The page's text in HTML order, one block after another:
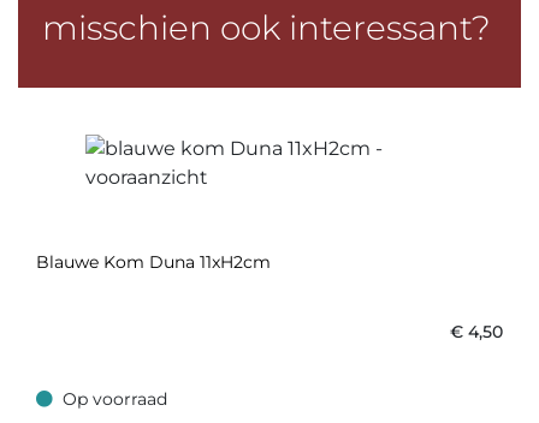
misschien ook interessant?
Blauwe Kom Duna 11xH2cm
€ 4,50
Op voorraad
Op voorraad